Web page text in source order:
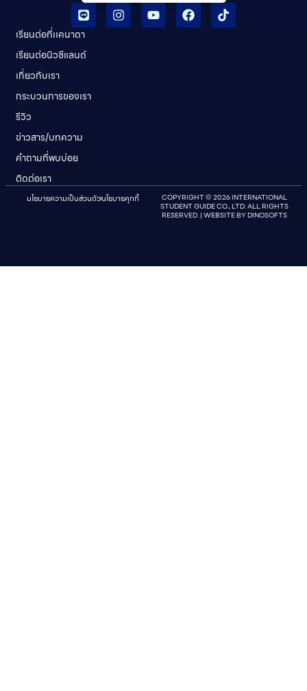
เรียนต่อที่เเคนาดา
เรียนต่อนิวซีแลนด์​
เกี่ยวกับเรา
กระบวนการของเรา
รีวิว
ข่าวสาร/บทความ
คําถามที่พบบ่อย
ติดต่อเรา
COPYRIGHT © 2026 INTERNATIONAL
STUDENT GUIDE CO., LTD. ALL RIGHTS
RESERVED. | WEBSITE BY DINOSOFTS
นโยบายความเป็นส่วนตัวนโยบายคุกกี้